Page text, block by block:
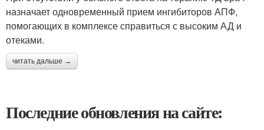
назначает одновременный прием ингибиторов АПФ,
помогающих в комплексе справиться с высоким АД и
отеками.
читать дальше →
Последние обновления на сайте: